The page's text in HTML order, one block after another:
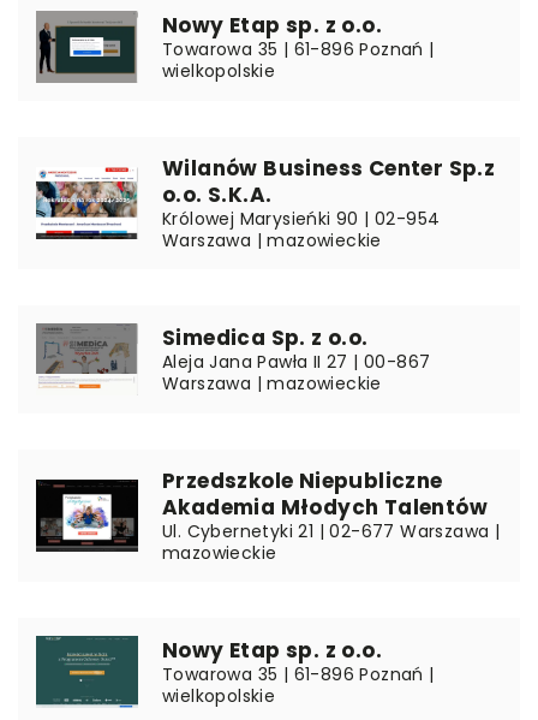
Nowy Etap sp. z o.o.
Towarowa 35 | 61-896 Poznań |
wielkopolskie
Wilanów Business Center Sp.z
o.o. S.K.A.
Królowej Marysieńki 90 | 02-954
Warszawa | mazowieckie
Simedica Sp. z o.o.
Aleja Jana Pawła II 27 | 00-867
Warszawa | mazowieckie
Przedszkole Niepubliczne
Akademia Młodych Talentów
Ul. Cybernetyki 21 | 02-677 Warszawa |
mazowieckie
Nowy Etap sp. z o.o.
Towarowa 35 | 61-896 Poznań |
wielkopolskie